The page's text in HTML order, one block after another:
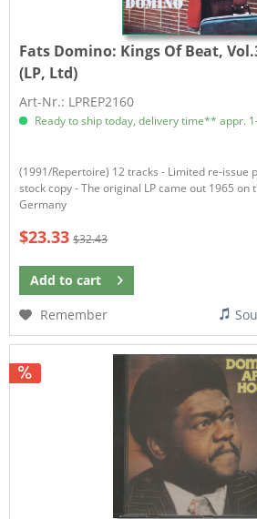
Fats Domino: Kings Of Beat,
(LP, Ltd)
Art-Nr.: LPREP2160
Ready to ship today, delivery time** appr.
(1991/Repertoire) 12 tracks - Limited re-issue
stock copy - The original LP came out 1965 on
Germany
$23.33 $32.43
Add to cart
Remember